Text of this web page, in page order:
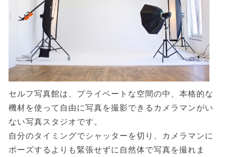
セルフ写真館は、プライベートな空間の中、本格的な
機材を使って自由に写真を撮影できるカメラマンがい
ない写真スタジオです。
自分のタイミングでシャッターを切り、カメラマンに
ポーズするよりも緊張せずに自然体で写真を撮れま